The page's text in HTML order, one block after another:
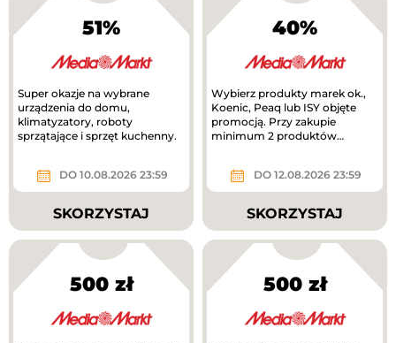
51%
Super okazje na wybrane
urządzenia do domu,
klimatyzatory, roboty
sprzątające i sprzęt kuchenny.
DO 10.08.2026 23:59
SKORZYSTAJ
40%
Wybierz produkty marek ok.,
Koenic, Peaq lub ISY objęte
promocją. Przy zakupie
minimum 2 produktów
DO 12.08.2026 23:59
SKORZYSTAJ
500 zł 500 zł